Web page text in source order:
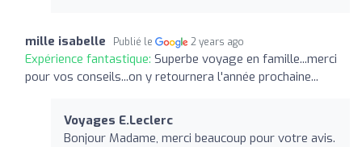
mille isabelle Publié le 2 years ago
Expérience fantastique: Superbe voyage en famille...merci
pour vos conseils...on y retournera l'année prochaine...
Voyages E.Leclerc
Bonjour Madame, merci beaucoup pour votre avis.